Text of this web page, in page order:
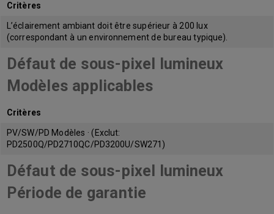
Critères
L’éclairement ambiant doit être supérieur à 200 lux
(correspondant à un environnement de bureau typique).
Défaut de sous-pixel lumineux
Modèles applicables
Critères
PV/SW/PD Modèles · (Exclut:
PD2500Q/PD2710QC/PD3200U/SW271)
Défaut de sous-pixel lumineux
Période de garantie